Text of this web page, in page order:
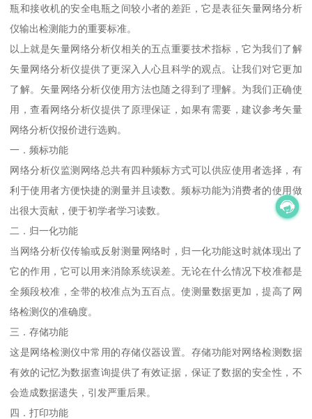
瓶和接收机的安全电瓶之间较小者的差距，它是表征矢量网络分析
仪输出检测能力的重要标准。
以上就是矢量网络分析仪相关的五点重要技术指标，它为我们了解
矢量网络分析仪提供了更深入人心且科学的观点。让我们对它更加
了解。矢量网络分析仪使用方法也随之得到了理解。为我们正确使
用，查看网络分析仪提供了原理保证，如果有需要，建议参考矢量
网络分析仪报价进行选购。
一．频标功能
网络分析仪监测网络总共有四种频标方式可以供应使用者选择，有
利于使用者方便快捷的测量并且读数。频标功能为消费者的使用做
出很大贡献，便于初学者学习读数。
二．归一化功能
当网络分析仪传输或反射测量网络时，归一化功能这时就体现出了
它的作用，它可以用来消除系统误差。无论在什么情况下校准都是
全频段校准，全带的校准点为五百点。使测量数据更加，提高了网
络检测仪的准确度。
三．存储功能
这是网络检测仪中常用的存储仪器设置。存储功能对网络检测数据
有效的记忆为数据查询提供了有效证据，保证了数据的安全性，不
会造成数据遗失，引发严重后果。
四．打印功能